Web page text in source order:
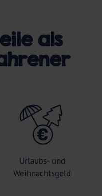
als
Urlaubs- und
Weihnachtsgeld